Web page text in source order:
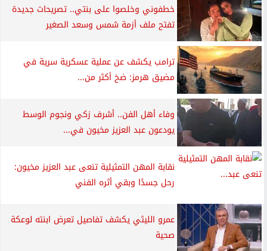
خطفوني وخلصوا على بنتي.. تصريحات جديدة
تفتح ملف أزمة شمس وسعد الصغير
ترامب يكشف عن عملية عسكرية سرية في
مضيق هرمز: ضخ أكثر من...
وفاء أهل الفن.. أشرف زكي ونجوم الوسط
يودعون عبد العزيز مخيون في...
نقابة المهن التمثيلية تنعى عبد العزيز مخيون:
رحل جسدًا وبقي أثره الفني
عمرو الليثي يكشف تفاصيل تعرض ابنته لوعكة
صحية